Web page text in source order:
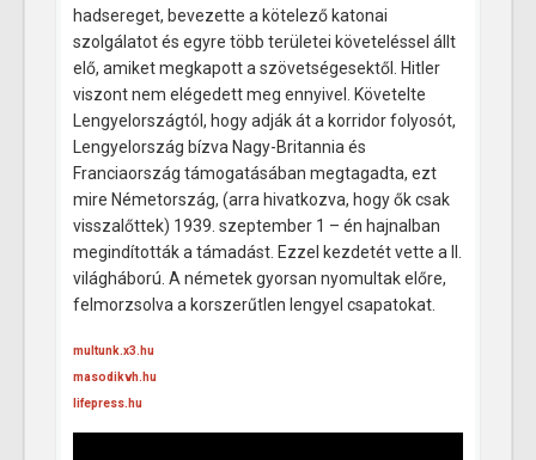
hadsereget, bevezette a kötelező katonai
szolgálatot és egyre több területei követeléssel állt
elő, amiket megkapott a szövetségesektől. Hitler
viszont nem elégedett meg ennyivel. Követelte
Lengyelországtól, hogy adják át a korridor folyosót,
Lengyelország bízva Nagy-Britannia és
Franciaország támogatásában megtagadta, ezt
mire Németország, (arra hivatkozva, hogy ők csak
visszalőttek) 1939. szeptember 1 – én hajnalban
megindították a támadást. Ezzel kezdetét vette a II.
világháború. A németek gyorsan nyomultak előre,
felmorzsolva a korszerűtlen lengyel csapatokat.
multunk.x3.hu
masodikvh.hu
lifepress.hu